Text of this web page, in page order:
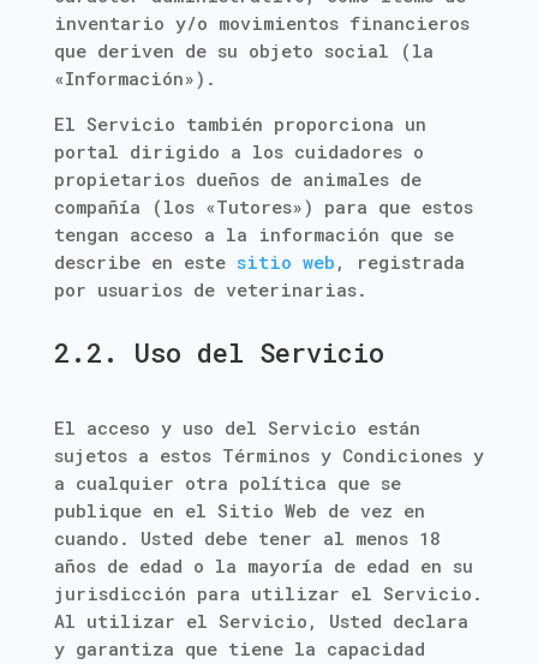
inventario y/o movimientos financieros
que deriven de su objeto social (la
«Información»).
El Servicio también proporciona un
portal dirigido a los cuidadores o
propietarios dueños de animales de
compañía (los «Tutores») para que estos
tengan acceso a la información que se
describe en este sitio web , registrada
por usuarios de veterinarias.
2.2. Uso del Servicio
El acceso y uso del Servicio están
sujetos a estos Términos y Condiciones y
a cualquier otra política que se
publique en el Sitio Web de vez en
cuando. Usted debe tener al menos 18
años de edad o la mayoría de edad en su
jurisdicción para utilizar el Servicio.
Al utilizar el Servicio, Usted declara
y garantiza que tiene la capacidad